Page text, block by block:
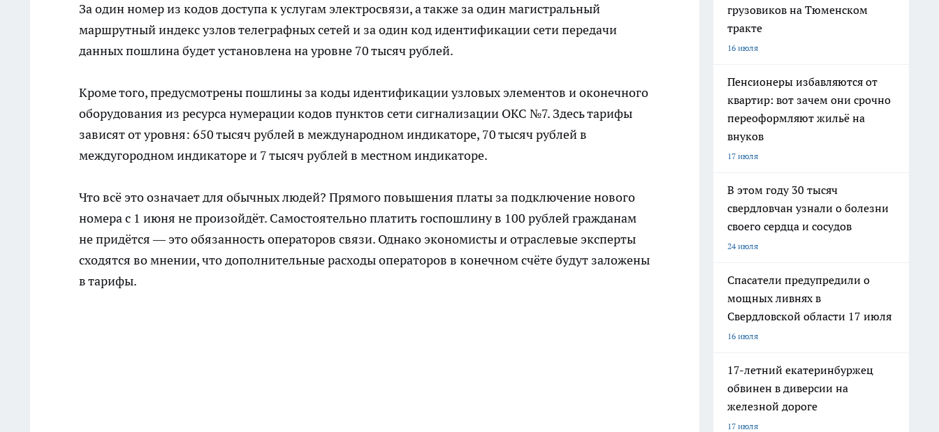
За один номер из кодов доступа к услугам электросвязи, а также за один магистральный
маршрутный индекс узлов телеграфных сетей и за один код идентификации сети передачи
данных пошлина будет установлена на уровне 70 тысяч рублей.
Кроме того, предусмотрены пошлины за коды идентификации узловых элементов и оконечного
оборудования из ресурса нумерации кодов пунктов сети сигнализации ОКС №7. Здесь тарифы
зависят от уровня: 650 тысяч рублей в международном индикаторе, 70 тысяч рублей в
междугородном индикаторе и 7 тысяч рублей в местном индикаторе.
Что всё это означает для обычных людей? Прямого повышения платы за подключение нового
номера с 1 июня не произойдёт. Самостоятельно платить госпошлину в 100 рублей гражданам
не придётся — это обязанность операторов связи. Однако экономисты и отраслевые эксперты
сходятся во мнении, что дополнительные расходы операторов в конечном счёте будут заложены
в тарифы.
грузовиков на Тюменском
тракте
16 июля
Пенсионеры избавляются от
квартир: вот зачем они срочно
переоформляют жильё на
внуков
17 июля
В этом году 30 тысяч
свердловчан узнали о болезни
своего сердца и сосудов
24 июля
Спасатели предупредили о
мощных ливнях в
Свердловской области 17 июля
16 июля
17-летний екатеринбуржец
обвинен в диверсии на
железной дороге
17 июля